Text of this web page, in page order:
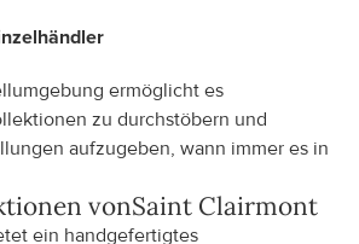
ermöglicht es
zu durchstöbern und
aufzugeben, wann immer es in
vonSaint Clairmont
ein handgefertigtes